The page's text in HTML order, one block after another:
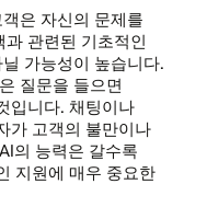
은 자신의 문제를
관련된 기초적인
가능성이 높습니다.
질문을 들으면
입니다. 채팅이나
가 고객의 불만이나
의 능력은 갈수록
지원에 매우 중요한